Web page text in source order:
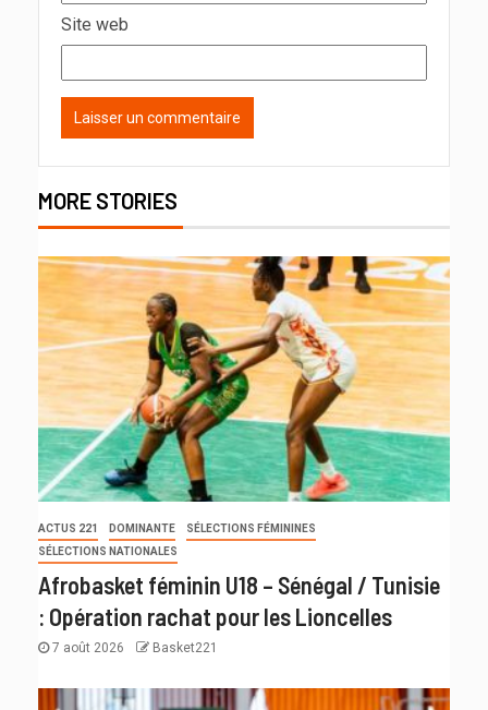
Site web
MORE STORIES
ACTUS 221 DOMINANTE
SÉLECTIONS FÉMININES
SÉLECTIONS NATIONALES
Afrobasket féminin U18 – Sénégal / Tunisie
: Opération rachat pour les Lioncelles
7 août 2026 Basket221